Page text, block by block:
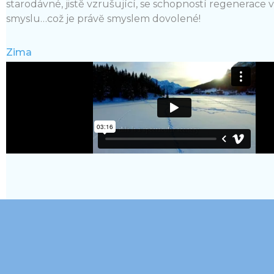
starodávné, jistĕ vzrušující, se schopností regenerace
smyslu…což je právĕ smyslem dovolené!
Zima